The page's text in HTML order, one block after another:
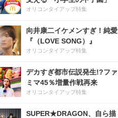
オリコンタイアップ特集
向井康二イケメンすぎ！純愛
『（LOVE SONG）』
オリコンタイアップ特集
デカすぎ都市伝説発生!?ファ
ミマ45％増量作戦再来
オリコンタイアップ特集
SUPER★DRAGON、自ら描